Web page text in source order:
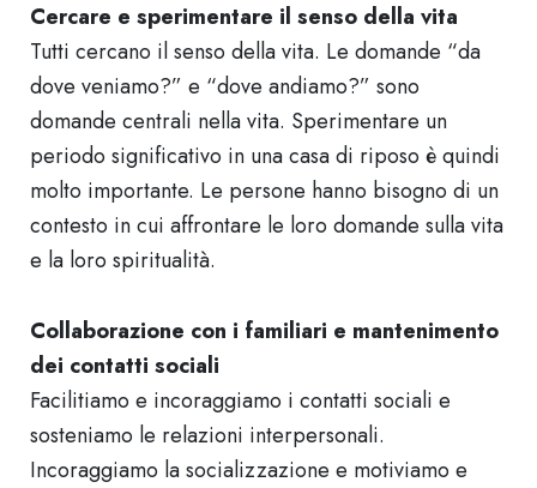
Cercare e sperimentare il senso della vita
Tutti cercano il senso della vita. Le domande “da
dove veniamo?” e “dove andiamo?” sono
domande centrali nella vita. Sperimentare un
periodo significativo in una casa di riposo è quindi
molto importante. Le persone hanno bisogno di un
contesto in cui affrontare le loro domande sulla vita
e la loro spiritualità.
Collaborazione con i familiari e mantenimento
dei contatti sociali
Facilitiamo e incoraggiamo i contatti sociali e
sosteniamo le relazioni interpersonali.
Incoraggiamo la socializzazione e motiviamo e